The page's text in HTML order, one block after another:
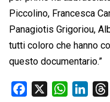
Piccolino, Francesca
Panagiotis Grigoriou,
tutti coloro che hanno
questo documentario.”
W